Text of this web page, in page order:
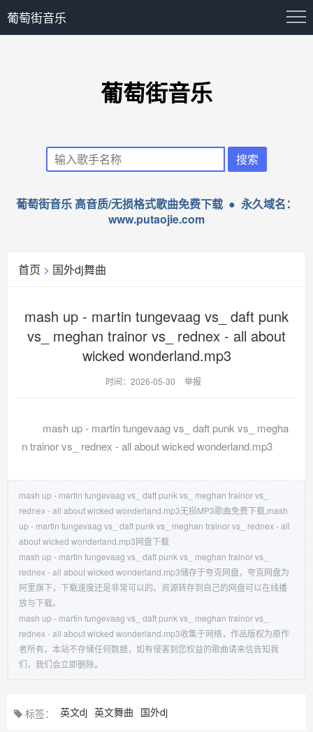
葡萄街音乐
葡萄街音乐
葡萄街音乐 高音质/无损格式歌曲免费下载 ● 永久域名：
www.putaojie.com
首页 > 国外dj舞曲
mash up - martin tungevaag vs_ daft punk
vs_ meghan trainor vs_ rednex - all about
wicked wonderland.mp3
时间：2026-05-30 举报
mash up - martin tungevaag vs_ daft punk vs_ megha
n trainor vs_ rednex - all about wicked wonderland.mp3
mash up - martin tungevaag vs_ daft punk vs_ meghan trainor vs_
rednex - all about wicked wonderland.mp3无损MP3歌曲免费下载,mash
up - martin tungevaag vs_ daft punk vs_ meghan trainor vs_ rednex - all
about wicked wonderland.mp3网盘下载
mash up - martin tungevaag vs_ daft punk vs_ meghan trainor vs_
rednex - all about wicked wonderland.mp3储存于夸克网盘，夸克网盘为
阿里旗下，下载速度还是非常可以的。资源转存到自己的网盘可以在线播
放与下载。
mash up - martin tungevaag vs_ daft punk vs_ meghan trainor vs_
rednex - all about wicked wonderland.mp3收集于网络，作品版权为原作
者所有。本站不存储任何数据，如有侵害到您权益的歌曲请来信告知我
们，我们会立即删除。
标签： 英文dj 英文舞曲 国外dj